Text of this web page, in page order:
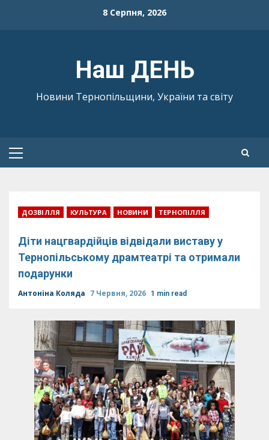
8 Серпня, 2026
Наш ДЕНЬ
Новини Тернопільщини, України та світу
Primary
ДОЗВІЛЛЯ КУЛЬТУРА НОВИНИ ТЕРНОПІЛЛЯ
Діти нацгвардійців відвідали виставу у
Тернопільському драмтеатрі та отримали
подарунки
Антоніна Коляда 7 Червня, 2026 1 min read